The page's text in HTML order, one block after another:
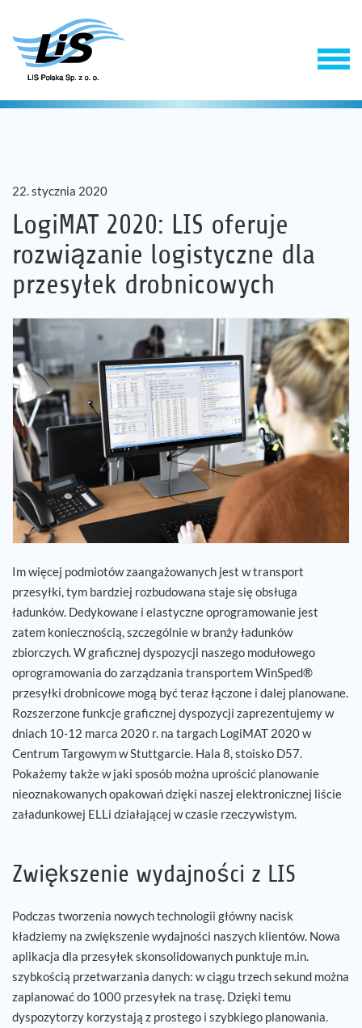
Produkty
Firma
Kariera
Referencje
Aktualności
Kontakt
22. stycznia 2020
LogiMAT 2020: LIS oferuje
rozwiązanie logistyczne dla
przesyłek drobnicowych
Im więcej podmiotów zaangażowanych jest w transport
przesyłki, tym bardziej rozbudowana staje się obsługa
ładunków. Dedykowane i elastyczne oprogramowanie jest
zatem koniecznością, szczególnie w branży ładunków
zbiorczych. W graficznej dyspozycji naszego modułowego
oprogramowania do zarządzania transportem WinSped®
przesyłki drobnicowe mogą być teraz łączone i dalej planowane.
Rozszerzone funkcje graficznej dyspozycji zaprezentujemy w
dniach 10-12 marca 2020 r. na targach LogiMAT 2020 w
Centrum Targowym w Stuttgarcie. Hala 8, stoisko D57.
Pokażemy także w jaki sposób można uprościć planowanie
nieoznakowanych opakowań dzięki naszej elektronicznej liście
załadunkowej ELLi działającej w czasie rzeczywistym.
Zwiększenie wydajności z LIS
Podczas tworzenia nowych technologii główny nacisk
kładziemy na zwiększenie wydajności naszych klientów. Nowa
aplikacja dla przesyłek skonsolidowanych punktuje m.in.
szybkością przetwarzania danych: w ciągu trzech sekund można
zaplanować do 1000 przesyłek na trasę. Dzięki temu
dyspozytorzy korzystają z prostego i szybkiego planowania.